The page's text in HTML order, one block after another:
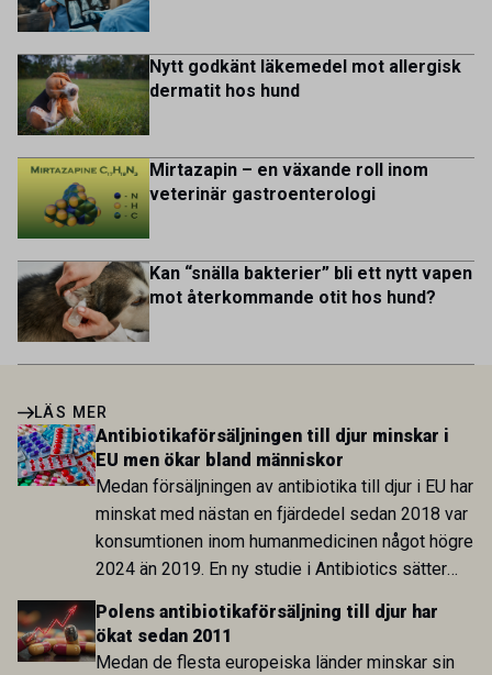
lives for patients and […]
Nytt godkänt läkemedel mot allergisk
dermatit hos hund
Mirtazapin – en växande roll inom
veterinär gastroenterologi
Kan “snälla bakterier” bli ett nytt vapen
mot återkommande otit hos hund?
LÄS MER
Antibiotikaförsäljningen till djur minskar i
EU men ökar bland människor
Medan försäljningen av antibiotika till djur i EU har
minskat med nästan en fjärdedel sedan 2018 var
konsumtionen inom humanmedicinen något högre
2024 än 2019. En ny studie i Antibiotics sätter
utvecklingen inom de båda sektorerna sida vid
sida och pekar på en obalans i EU:s One Health-
arbete.
Polens antibiotikaförsäljning till djur har
ökat sedan 2011
Medan de flesta europeiska länder minskar sin